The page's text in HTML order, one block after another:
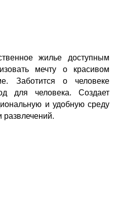
жилье доступным
мечту о красивом
Заботится о человеке
для человека. Создает
и удобную среду
развлечений.